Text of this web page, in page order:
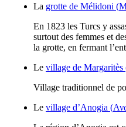
La grotte de Mélidoni (
En 1823 les Turcs y
surtout des femmes et
la grotte, en fermant
Le village de Margaritès
Village traditionnel de
Le village d’Anogia (